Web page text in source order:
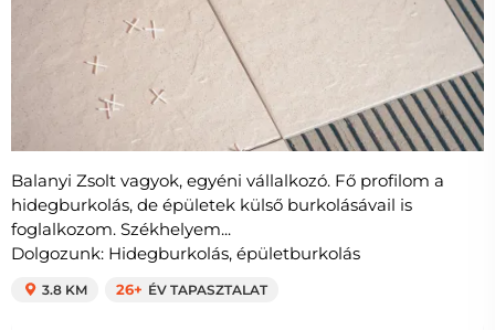
Balanyi Zsolt vagyok, egyéni vállalkozó. Fő profilom a
hidegburkolás, de épületek külső burkolásávail is
foglalkozom. Székhelyem...
Dolgozunk: Hidegburkolás, épületburkolás
3.8 KM 26+ ÉV TAPASZTALAT